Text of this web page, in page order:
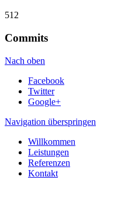
512
Commits
Nach oben
Facebook
Twitter
Google+
Navigation überspringen
Willkommen
Leistungen
Referenzen
Kontakt